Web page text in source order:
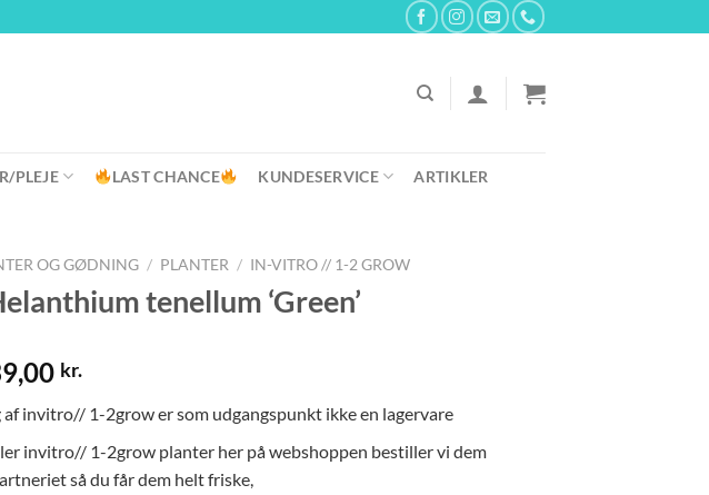
PLEJE LAST CHANCE KUNDESERVICE ARTIKLER
OG GØDNING / PLANTER / IN-VITRO // 1-2 GROW
tenellum ‘Green’
oprindelige
kr..
kr.Den
pris
er:
39,00 kr..
af invitro// 1-2grow er som udgangspunkt ikke en lagervare
invitro// 1-2grow planter her på webshoppen bestiller vi dem
så du får dem helt friske,